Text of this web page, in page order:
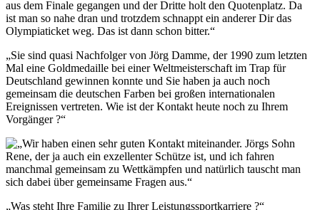
aus dem Finale gegangen und der Dritte holt den Quotenplatz. Da
ist man so nahe dran und trotzdem schnappt ein anderer Dir das
Olympiaticket weg. Das ist dann schon bitter.“
„Sie sind quasi Nachfolger von Jörg Damme, der 1990 zum letzten
Mal eine Goldmedaille bei einer Weltmeisterschaft im Trap für
Deutschland gewinnen konnte und Sie haben ja auch noch
gemeinsam die deutschen Farben bei großen internationalen
Ereignissen vertreten. Wie ist der Kontakt heute noch zu Ihrem
Vorgänger ?“
„Wir haben einen sehr guten Kontakt miteinander. Jörgs Sohn
Rene, der ja auch ein exzellenter Schütze ist, und ich fahren
manchmal gemeinsam zu Wettkämpfen und natürlich tauscht man
sich dabei über gemeinsame Fragen aus.“
„Was steht Ihre Familie zu Ihrer Leistungssportkarriere ?“